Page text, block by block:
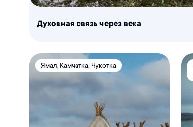
Духовная связь через века
Ямал, Камчатка, Чукотка